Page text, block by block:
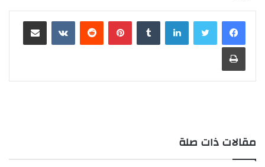
لينكدإن بينتيريست مشاركة عبر البريد
طباعة
مقالات ذات صلة